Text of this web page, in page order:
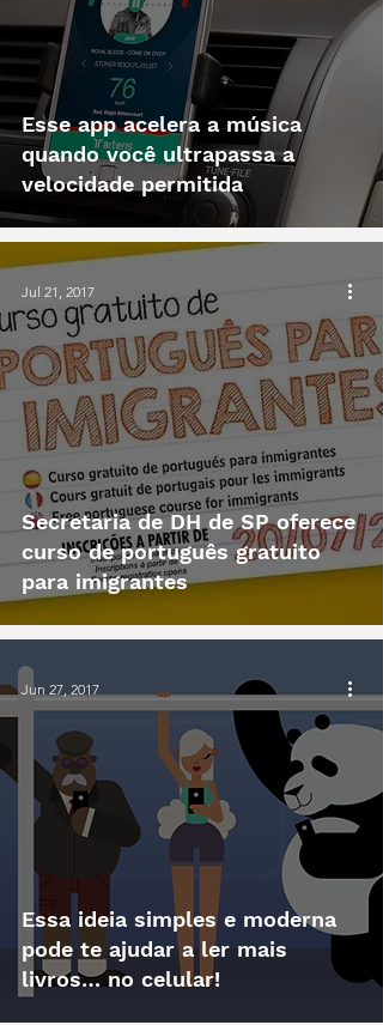
Esse app acelera a música
quando você ultrapassa a
velocidade permitida
Secretaria de DH de SP oferece
curso de português gratuito
para imigrantes
Jul 21, 2017
Essa ideia simples e moderna
pode te ajudar a ler mais
livros… no celular!
Jun 27, 2017